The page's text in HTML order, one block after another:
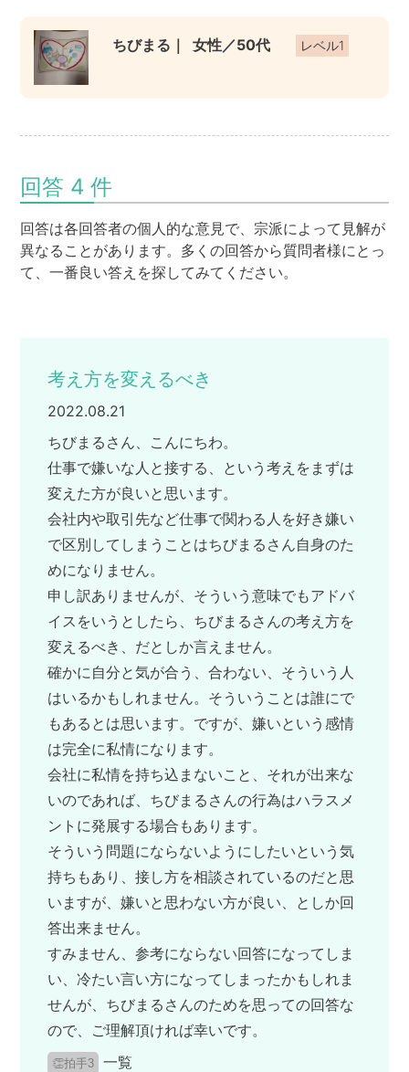
ちびまる｜ 女性／50代 レベル1
回答 4 件
回答は各回答者の個人的な意見で、宗派によって見解が
異なることがあります。多くの回答から質問者様にとっ
て、一番良い答えを探してみてください。
考え方を変えるべき
2022.08.21
ちびまるさん、こんにちわ。
仕事で嫌いな人と接する、という考えをまずは
変えた方が良いと思います。
会社内や取引先など仕事で関わる人を好き嫌い
で区別してしまうことはちびまるさん自身のた
めになりません。
申し訳ありませんが、そういう意味でもアドバ
イスをいうとしたら、ちびまるさんの考え方を
変えるべき、だとしか言えません。
確かに自分と気が合う、合わない、そういう人
はいるかもしれません。そういうことは誰にで
もあるとは思います。ですが、嫌いという感情
は完全に私情になります。
会社に私情を持ち込まないこと、それが出来な
いのであれば、ちびまるさんの行為はハラスメ
ントに発展する場合もあります。
そういう問題にならないようにしたいという気
持ちもあり、接し方を相談されているのだと思
いますが、嫌いと思わない方が良い、としか回
答出来ません。
すみません、参考にならない回答になってしま
い、冷たい言い方になってしまったかもしれま
せんが、ちびまるさんのためを思っての回答な
ので、ご理解頂ければ幸いです。
👏拍手3 一覧